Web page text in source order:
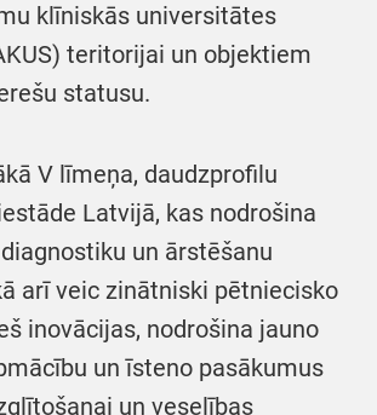
klīniskās universitātes
teritorijai un objektiem
statusu.
V līmeņa, daudzprofilu
Latvijā, kas nodrošina
un ārstēšanu
arī veic zinātniski pētniecisko
inovācijas, nodrošina jauno
un īsteno pasākumus
un veselības